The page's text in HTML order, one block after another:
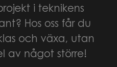
i teknikens
Hos oss får du
och växa, utan
av något större!